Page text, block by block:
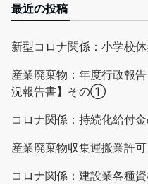
最近の投稿
新型コロナ関係：小学校
産業廃棄物：年度行政報
況報告書】その①
コロナ関係：持続化給付
産業廃棄物収集運搬業許可
コロナ関係：建設業各種